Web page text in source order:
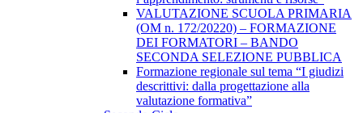
VALUTAZIONE SCUOLA PRIMARIA
(OM n. 172/20220) – FORMAZIONE
DEI FORMATORI – BANDO
SECONDA SELEZIONE PUBBLICA
Formazione regionale sul tema “I giudizi
descrittivi: dalla progettazione alla
valutazione formativa”